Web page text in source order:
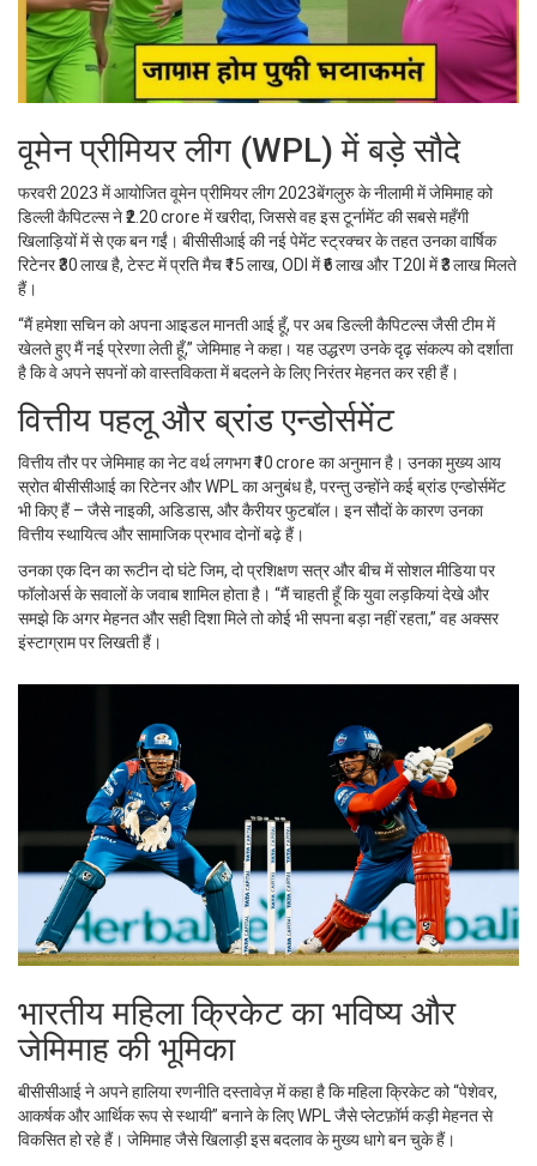
वूमेन प्रीमियर लीग (WPL) में बड़े सौदे
फरवरी 2023 में आयोजितवूमेन प्रीमियर लीग 2023बेंगलुरुके नीलामी में जेमिमाह को
डिल्ली कैपिटल्सने ₹2.20 crore में खरीदा, जिससे वह इस टूर्नामेंट की सबसे महँगी
खिलाड़ियों में से एक बन गईं। बीसीसीआई की नई पेमेंट स्ट्रक्चर के तहत उनका वार्षिक
रिटेनर ₹30 लाख है, टेस्ट में प्रति मैच ₹15 लाख, ODI में ₹6 लाख और T20I में ₹3 लाख मिलते
हैं।
“मैं हमेशा सचिन को अपना आइडल मानती आई हूँ, पर अब डिल्ली कैपिटल्स जैसी टीम में
खेलते हुए मैं नई प्रेरणा लेती हूँ,” जेमिमाह ने कहा। यह उद्धरण उनके दृढ़ संकल्प को दर्शाता
है कि वे अपने सपनों को वास्तविकता में बदलने के लिए निरंतर मेहनत कर रही हैं।
वित्तीय पहलू और ब्रांड एन्डोर्समेंट
वित्तीय तौर पर जेमिमाह का नेट वर्थ लगभग ₹10 crore का अनुमान है। उनका मुख्य आय
स्रोत बीसीसीआई का रिटेनर और WPL का अनुबंध है, परन्तु उन्होंने कई ब्रांड एन्डोर्समेंट
भी किए हैं – जैसेनाइकी, अडिडास, औरकैरीयर फुटबॉल। इन सौदों के कारण उनका
वित्तीय स्थायित्व और सामाजिक प्रभाव दोनों बढ़े हैं।
उनका एक दिन का रूटीन दो घंटे जिम, दो प्रशिक्षण सत्र और बीच में सोशल मीडिया पर
फॉलोअर्स के सवालों के जवाब शामिल होता है। “मैं चाहती हूँ कि युवा लड़कियां देखे और
समझे कि अगर मेहनत और सही दिशा मिले तो कोई भी सपना बड़ा नहीं रहता,” वह अक्सर
इंस्टाग्राम पर लिखती हैं।
भारतीय महिला क्रिकेट का भविष्य और
जेमिमाह की भूमिका
बीसीसीआई ने अपने हालिया रणनीति दस्तावेज़ में कहा है कि महिला क्रिकेट को “पेशेवर,
आकर्षक और आर्थिक रूप से स्थायी” बनाने के लिए WPL जैसे प्लेटफ़ॉर्म कड़ी मेहनत से
विकसित हो रहे हैं। जेमिमाह जैसे खिलाड़ी इस बदलाव के मुख्य धागे बन चुके हैं।